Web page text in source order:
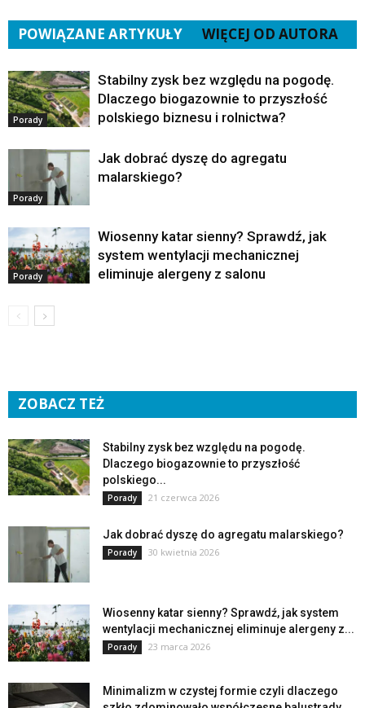
POWIĄZANE ARTYKUŁY WIĘCEJ OD AUTORA
Porady
Stabilny zysk bez względu na pogodę.
Dlaczego biogazownie to przyszłość
polskiego biznesu i rolnictwa?
Porady
Jak dobrać dyszę do agregatu
malarskiego?
Porady
Wiosenny katar sienny? Sprawdź, jak
system wentylacji mechanicznej
eliminuje alergeny z salonu
ZOBACZ TEŻ
Stabilny zysk bez względu na pogodę.
Dlaczego biogazownie to przyszłość
polskiego...
Porady 21 czerwca 2026
Jak dobrać dyszę do agregatu malarskiego?
Porady 30 kwietnia 2026
Wiosenny katar sienny? Sprawdź, jak system
wentylacji mechanicznej eliminuje alergeny z...
Porady 23 marca 2026
Minimalizm w czystej formie czyli dlaczego